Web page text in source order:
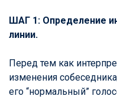
ШАГ 1: Определение
линии.
Перед тем как
изменения
его “нормальный”